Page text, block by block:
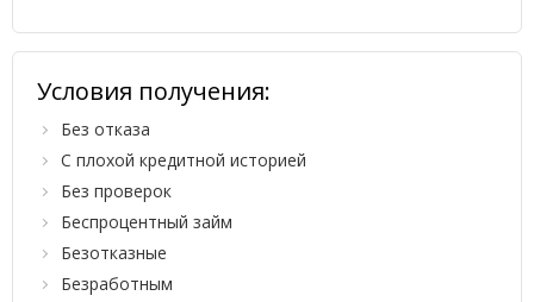
Условия получения:
Без отказа
С плохой кредитной историей
Без проверок
Беспроцентный займ
Безотказные
Безработным